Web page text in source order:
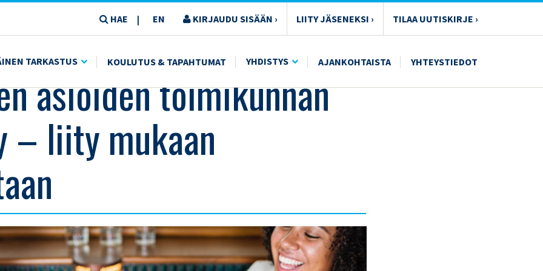
HAE | EN KIRJAUDU SISÄÄN › LIITY JÄSENEKSI › TILAA UUTISKIRJE ›
TARKASTUS KOULUTUS & TAPAHTUMAT YHDISTYS AJANKOHTAISTA YHTEYSTIEDOT
TOIMINTAAN
asioiden toimikunnan
– liity mukaan